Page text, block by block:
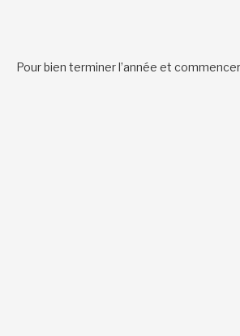
Pour bien terminer l’année et